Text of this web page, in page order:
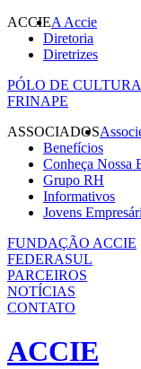
ACCIEA Accie
Diretoria
Diretrizes
PÓLO DE CULTURA
FRINAPE
ASSOCIADOS
Benefícios
Conheça Nossa
Grupo RH
Informativos
Jovens
FUNDAÇÃO ACCIE
FEDERASUL
PARCEIROS
NOTÍCIAS
CONTATO
ACCIE